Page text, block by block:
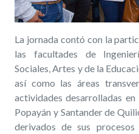
La jornada contó con la
las facultades de
Sociales, Artes y de la
así como las áreas
actividades desarrolladas
Popayán y Santander de
derivados de sus